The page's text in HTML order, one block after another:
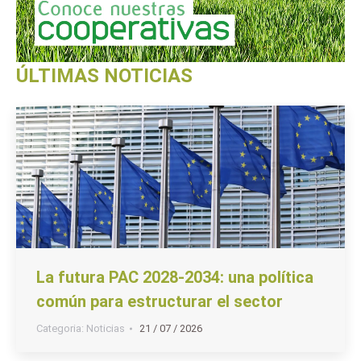
ÚLTIMAS NOTICIAS
La futura PAC 2028-2034: una política
común para estructurar el sector
Categoria: Noticias 21 / 07 / 2026